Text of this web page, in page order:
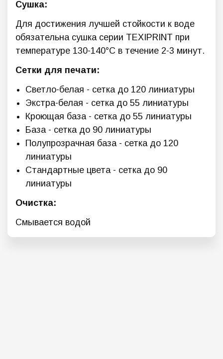
Сушка:
Для достижения лучшей стойкости к воде
обязательна сушка серии TEXIPRINT при
температуре 130-140°С в течение 2-3 минут.
Сетки для печати:
Светло-белая - сетка до 120 линиатуры
Экстра-белая - сетка до 55 линиатуры
Кроющая база - сетка до 55 линиатуры
База - сетка до 90 линиатуры
Полупрозрачная база - сетка до 120
линиатуры
Стандартные цвета - сетка до 90
линиатуры
Очистка:
Смывается водой